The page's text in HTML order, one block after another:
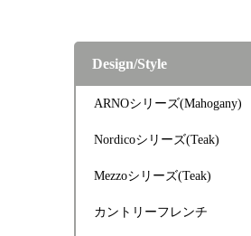
Design/Style
ARNOシリーズ(Mahogany)
Nordicoシリーズ(Teak)
Mezzoシリーズ(Teak)
カントリーフレンチ